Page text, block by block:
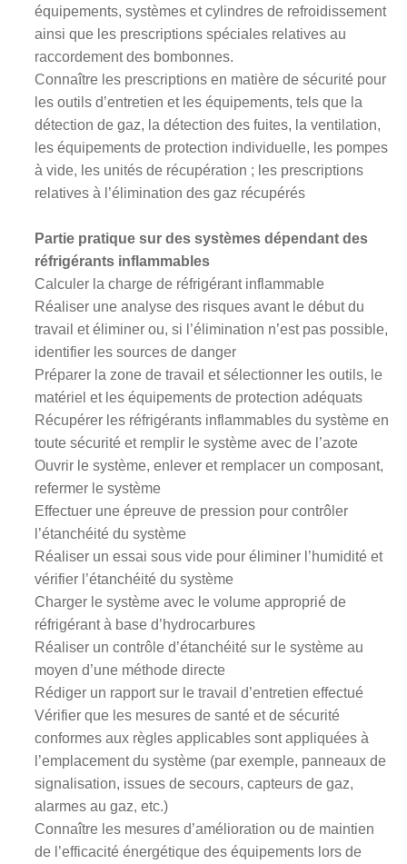
équipements, systèmes et cylindres de refroidissement
ainsi que les prescriptions spéciales relatives au
raccordement des bombonnes.
Connaître les prescriptions en matière de sécurité pour
les outils d’entretien et les équipements, tels que la
détection de gaz, la détection des fuites, la ventilation,
les équipements de protection individuelle, les pompes
à vide, les unités de récupération ; les prescriptions
relatives à l’élimination des gaz récupérés
Partie pratique sur des systèmes dépendant des
réfrigérants inflammables
Calculer la charge de réfrigérant inflammable
Réaliser une analyse des risques avant le début du
travail et éliminer ou, si l’élimination n’est pas possible,
identifier les sources de danger
Préparer la zone de travail et sélectionner les outils, le
matériel et les équipements de protection adéquats
Récupérer les réfrigérants inflammables du système en
toute sécurité et remplir le système avec de l’azote
Ouvrir le système, enlever et remplacer un composant,
refermer le système
Effectuer une épreuve de pression pour contrôler
l’étanchéité du système
Réaliser un essai sous vide pour éliminer l’humidité et
vérifier l’étanchéité du système
Charger le système avec le volume approprié de
réfrigérant à base d’hydrocarbures
Réaliser un contrôle d’étanchéité sur le système au
moyen d’une méthode directe
Rédiger un rapport sur le travail d’entretien effectué
Vérifier que les mesures de santé et de sécurité
conformes aux règles applicables sont appliquées à
l’emplacement du système (par exemple, panneaux de
signalisation, issues de secours, capteurs de gaz,
alarmes au gaz, etc.)
Connaître les mesures d’amélioration ou de maintien
de l’efficacité énergétique des équipements lors de